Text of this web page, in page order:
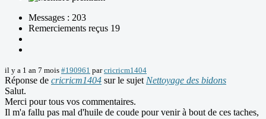
Messages : 203
Remerciements reçus 19
il y a 1 an 7 mois #190961 parcricricm1404
Réponse de cricricm1404 sur le sujet Nettoyage des bidons
Salut.
Merci pour tous vos commentaires.
Il m'a fallu pas mal d'huile de coude pour venir à bout de ces taches,